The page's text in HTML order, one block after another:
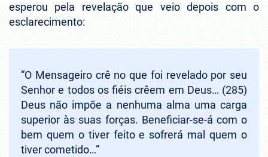
esperou pela revelação que veio depois com o
esclarecimento:
“O Mensageiro crê no que foi revelado por seu
Senhor e todos os fiéis crêem em Deus… (285)
Deus não impõe a nenhuma alma uma carga
superior às suas forças. Beneficiar-se-á com o
bem quem o tiver feito e sofrerá mal quem o
tiver cometido…”